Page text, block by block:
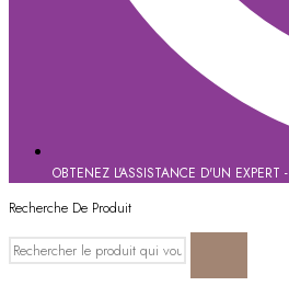
OBTENEZ L'ASSISTANCE D'UN EXPERT -
Recherche De Produit